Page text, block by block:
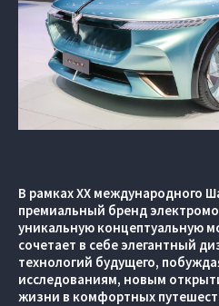
В рамках ХХ международного
премиальный бренд
уникальную концептуальную
сочетает в себе элегантный
технологий будущего,
исследованиям, новым
жизни в комфортных